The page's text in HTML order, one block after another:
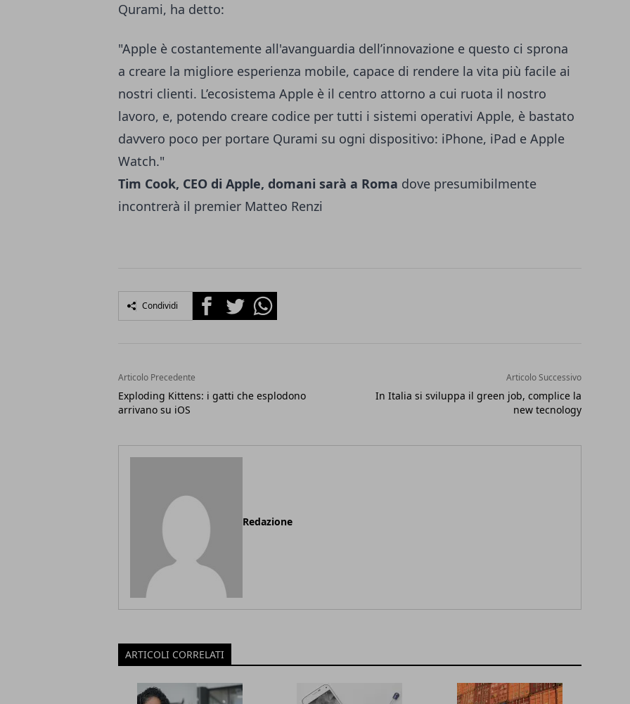
Qurami, ha detto:
"Apple è costantemente all'avanguardia dell’innovazione e questo ci sprona
a creare la migliore esperienza mobile, capace di rendere la vita più facile ai
nostri clienti. L’ecosistema Apple è il centro attorno a cui ruota il nostro
lavoro, e, potendo creare codice per tutti i sistemi operativi Apple, è bastato
davvero poco per portare Qurami su ogni dispositivo: iPhone, iPad e Apple
Watch."
Tim Cook, CEO di Apple, domani sarà a Roma dove presumibilmente
incontrerà il premier Matteo Renzi
Condividi FacebookTwitterWhatsapp
Articolo Precedente
Exploding Kittens: i gatti che esplodono
arrivano su iOS
Articolo Successivo
In Italia si sviluppa il green job, complice la
new tecnology
Redazione
ARTICOLI CORRELATI